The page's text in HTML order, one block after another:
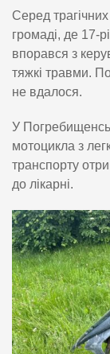
Серед
громаді, де 17-
впорався з
тяжкі травми.
не вдалося.
У
мотоцикла з
транспорту
до лікарні.